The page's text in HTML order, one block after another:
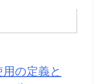
の定義と